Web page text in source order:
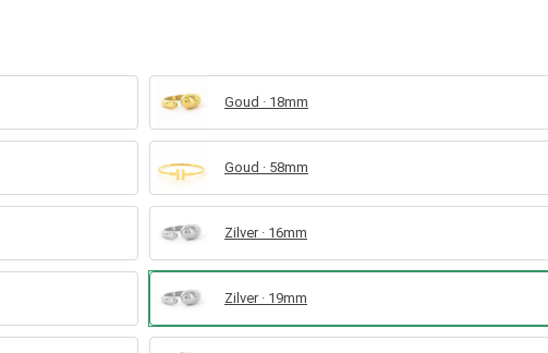
Goud · 18mm
Goud · 58mm
Zilver · 16mm
Zilver · 19mm